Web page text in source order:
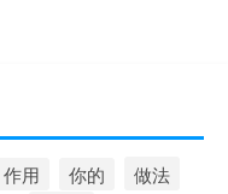
作用 你的 做法